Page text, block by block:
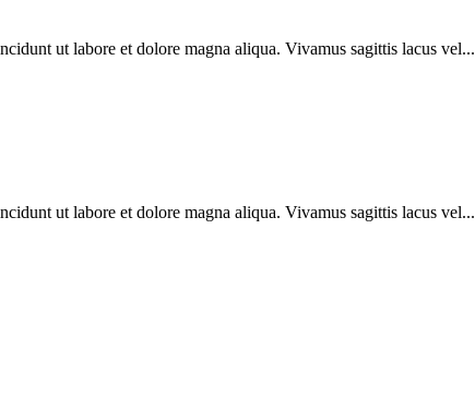
ut labore et dolore magna aliqua. Vivamus sagittis lacus vel...
ut labore et dolore magna aliqua. Vivamus sagittis lacus vel...